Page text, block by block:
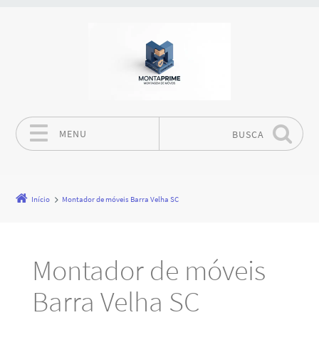
MENU BUSCA
Início Montador de móveis Barra Velha SC
Montador de móveis
Barra Velha SC